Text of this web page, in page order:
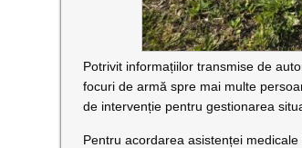
Potrivit informațiilor transmise de
focuri de armă spre mai multe
de intervenție pentru gestionarea
Pentru acordarea asistenței